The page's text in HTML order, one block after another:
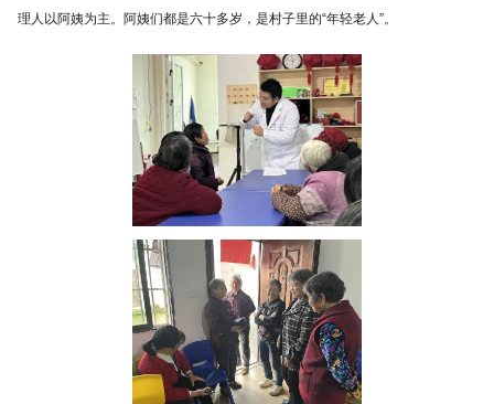
理人以阿姨为主。阿姨们都是六十多岁，是村子里的“年轻老人”。